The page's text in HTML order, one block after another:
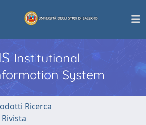
Institutional
System
Ricerca